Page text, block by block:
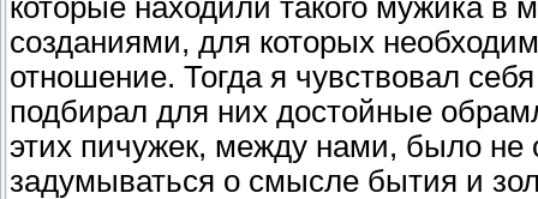
которые находили такого мужика
созданиями, для которых
отношение. Тогда я чувствовал
подбирал для них достойные
этих пичужек, между нами, было не
задумываться о смысле бытия и